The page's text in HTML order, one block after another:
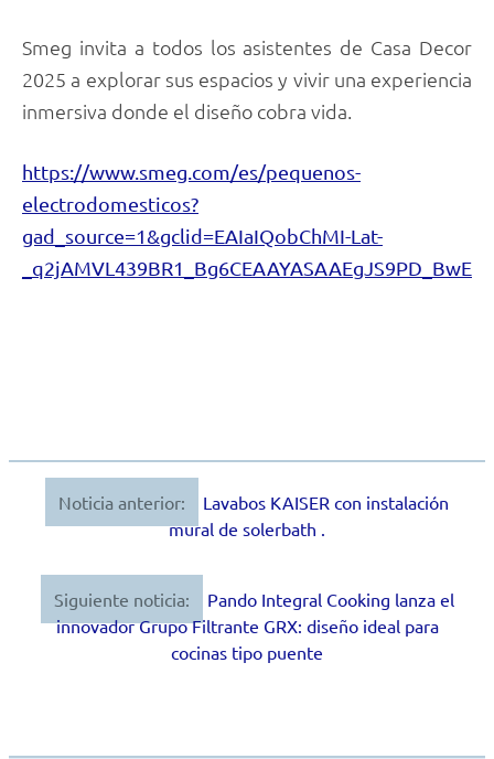
Smeg invita a todos los asistentes de Casa Decor
2025 a explorar sus espacios y vivir una experiencia
inmersiva donde el diseño cobra vida.
https://www.smeg.com/es/pequenos-
electrodomesticos?
gad_source=1&gclid=EAIaIQobChMI-Lat-
_q2jAMVL439BR1_Bg6CEAAYASAAEgJS9PD_BwE
Navegación
entradas
Noticia anterior:
Lavabos KAISER con instalación
mural de solerbath .
Siguiente noticia:
Pando Integral Cooking lanza el
innovador Grupo Filtrante GRX: diseño ideal para
cocinas tipo puente